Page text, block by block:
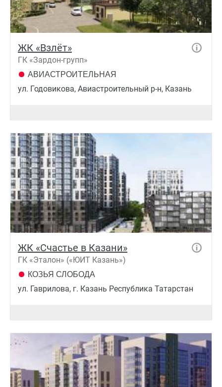
ЖК «Взлёт»
ГК «Зардон-групп»
АВИАСТРОИТЕЛЬНАЯ
ул. Годовикова, Авиастроительный р-н, Казань
ЖК «Счастье в Казани»
ГК «Эталон» («ЮИТ Казань»)
КОЗЬЯ СЛОБОДА
ул. Гаврилова, г. Казань Республика Татарстан